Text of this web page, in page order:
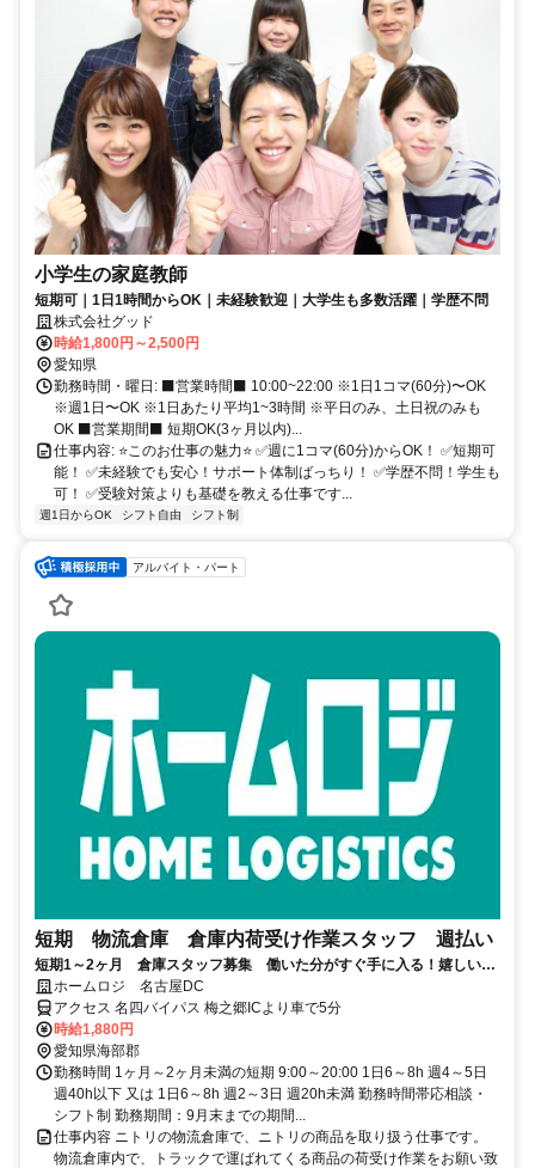
小学生の家庭教師
短期可｜1日1時間からOK｜未経験歓迎｜大学生も多数活躍｜学歴不問
株式会社グッド
時給1,800円～2,500円
愛知県
勤務時間・曜日: ⬛営業時間⬛ 10:00~22:00 ※1日1コマ(60分)〜OK
※週1日〜OK ※1日あたり平均1~3時間 ※平日のみ、土日祝のみも
OK ⬛営業期間⬛ 短期OK(3ヶ月以内)...
仕事内容: ⭐️このお仕事の魅力⭐️ ✅️週に1コマ(60分)からOK！ ✅️短期可
能！ ✅️未経験でも安心！サポート体制ばっちり！ ✅️学歴不問！学生も
可！ ✅️受験対策よりも基礎を教える仕事です...
週1日からOK シフト自由 シフト制
アルバイト・パート
短期 物流倉庫 倉庫内荷受け作業スタッフ 週払い
短期1～2ヶ月 倉庫スタッフ募集 働いた分がすぐ手に入る！嬉しい週
払い＆高時給
ホームロジ 名古屋DC
アクセス 名四バイパス 梅之郷ICより車で5分
時給1,880円
愛知県海部郡
勤務時間 1ヶ月～2ヶ月未満の短期 9:00～20:00 1日6～8h 週4～5日
週40h以下 又は 1日6～8h 週2～3日 週20h未満 勤務時間帯応相談・
シフト制 勤務期間：9月末までの期間...
仕事内容 ニトリの物流倉庫で、ニトリの商品を取り扱う仕事です。
物流倉庫内で、トラックで運ばれてくる商品の荷受け作業をお願い致